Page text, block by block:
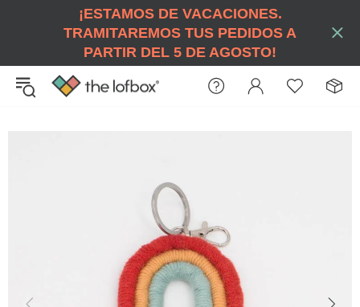
¡ESTAMOS DE VACACIONES.
TRAMITAREMOS TUS PEDIDOS A
PARTIR DEL 5 DE AGOSTO!